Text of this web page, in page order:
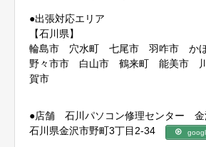
●出張対応エリア
【石川県】
輪島市 穴水町 七尾市 羽咋市 か
野々市市 白山市 鶴来町 能美市
賀市
●店舗 石川パソコン修理センター 金
石川県金沢市野町3丁目2-34